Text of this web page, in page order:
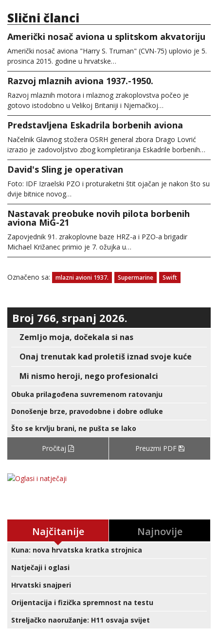
Slični članci
Američki nosač aviona u splitskom akvatoriju
Američki nosač aviona "Harry S. Truman" (CVN-75) uplovio je 5.
prosinca 2015. godine u hrvatske…
Razvoj mlaznih aviona 1937.-1950.
Razvoj mlaznih motora i mlaznog zrakoplovstva počeo je
gotovo istodobno u Velikoj Britaniji i Njemačkoj…
Predstavljena Eskadrila borbenih aviona
Načelnik Glavnog stožera OSRH general zbora Drago Lovrić
izrazio je zadovoljstvo zbog kompletiranja Eskadrile borbenih…
David's Sling je operativan
Foto: IDF Izraelski PZO i proturaketni štit ojačan je nakon što su
dvije bitnice novog…
Nastavak preobuke novih pilota borbenih
aviona MiG-21
Zapovjednik 91. zrakoplovne baze HRZ-a i PZO-a brigadir
Michael Križanec primio je 7. ožujka u…
Označeno sa: mlazni avioni 1937. Supermarine Swift
Broj 766, srpanj 2026.
Zemljo moja, dočekala si nas
Onaj trenutak kad proletiš iznad svoje kuće
Mi nismo heroji, nego profesionalci
Obuka prilagođena suvremenom ratovanju
Donošenje brze, pravodobne i dobre odluke
Što se krvlju brani, ne pušta se lako
Pročitaj Preuzmi PDF
Najčitanije Najnovije
Kuna: nova hrvatska kratka strojnica
Natječaji i oglasi
Hrvatski snajperi
Orijentacija i fizička spremnost na testu
Streljačko naoružanje: H11 osvaja svijet